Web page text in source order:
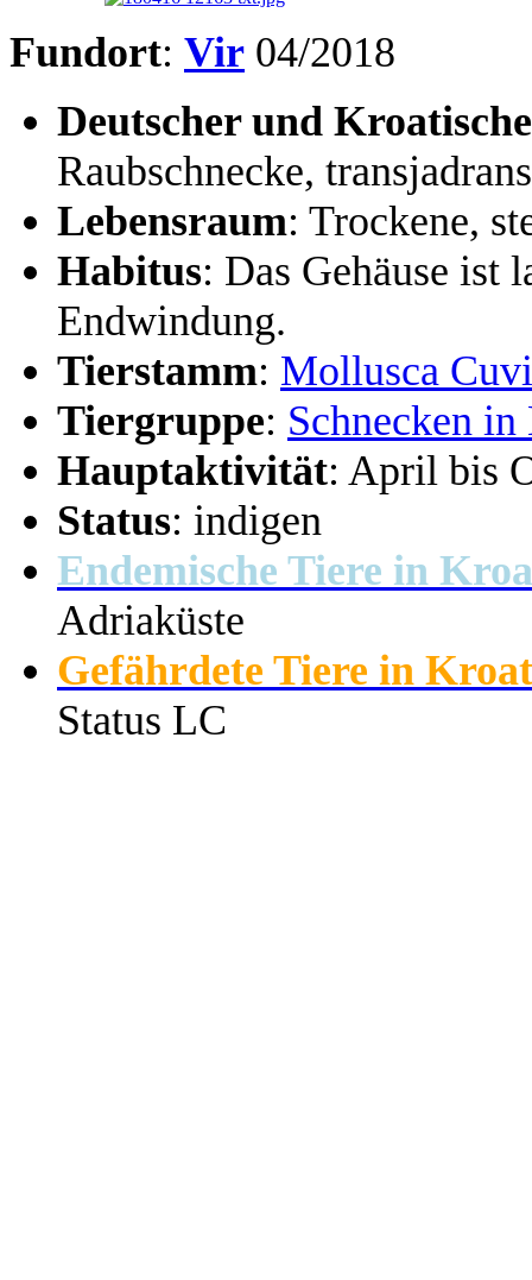
Fundort: Vir 04/2018
Deutscher und
Raubschnecke,
Lebensraum: Trockene,
Habitus: Das Gehäuse ist
Endwindung.
Tierstamm: Mollusca
Tiergruppe: Schnecken
Hauptaktivität: April bis
Status: indigen
Endemische Tiere in
Adriaküste
Gefährdete Tiere in
Status LC